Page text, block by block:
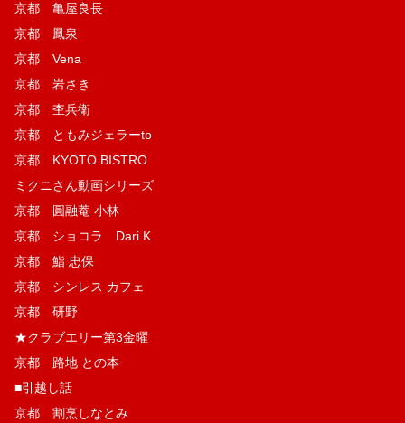
京都 亀屋良長
京都 鳳泉
京都 Vena
京都 岩さき
京都 杢兵衛
京都 ともみジェラーto
京都 KYOTO BISTRO
ミクニさん動画シリーズ
京都 圓融菴 小林
京都 ショコラ Dari K
京都 鮨 忠保
京都 シンレス カフェ
京都 研野
★クラブエリー第3金曜
京都 路地 との本
■引越し話
京都 割烹しなとみ